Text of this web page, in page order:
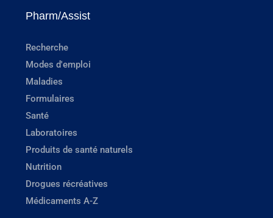
Pharm/Assist
Recherche
Modes d'emploi
Maladies
Formulaires
Santé
Laboratoires
Produits de santé naturels
Nutrition
Drogues récréatives
Médicaments A-Z